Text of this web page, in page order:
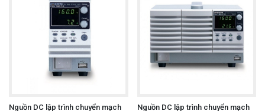
Nguồn DC lập trình chuyển mạch
Nguồn DC lập trình chuyển mạch